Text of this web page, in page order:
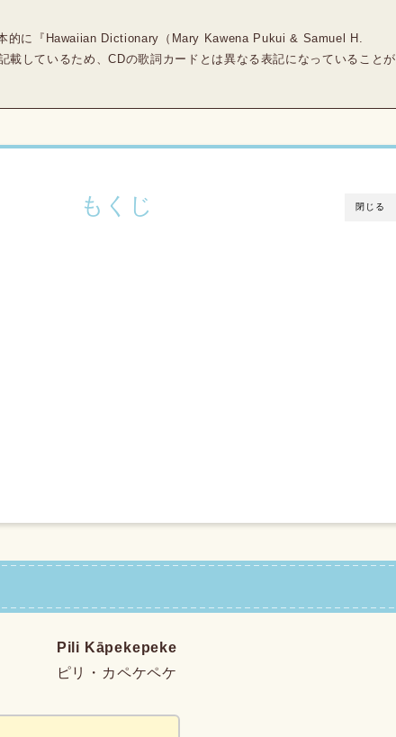
的に『Hawaiian Dictionary（Mary Kawena Pukui & Samuel H.
載しているため、CDの歌詞カードとは異なる表記になっていることが
閉じる
もくじ
Pili Kāpekepeke
ピリ・カペケペケ